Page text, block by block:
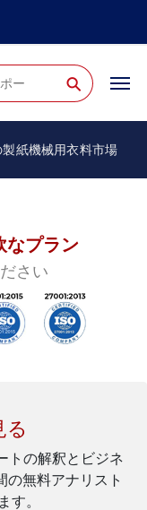
⚲
紙機械用衣料市場
なプラン
さい
る
トの解釈とビジネ
の無料アナリスト
す。